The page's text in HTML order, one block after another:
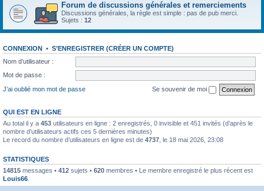
Forum de discussions générales et remerciements
Discussions générales, la règle est simple : pas de pub merci.
Sujets : 12
CONNEXION • S’ENREGISTRER (CRÉER UN COMPTE)
Nom d’utilisateur :
Mot de passe :
J’ai oublié mon mot de passe
Se souvenir de moi
QUI EST EN LIGNE
Au total il y a 453 utilisateurs en ligne : 2 enregistrés, 0 invisible et 451 invités (d’après le
nombre d’utilisateurs actifs ces 5 dernières minutes)
Le record du nombre d’utilisateurs en ligne est de 4737 , le 18 mai 2026, 23:08
STATISTIQUES
14815 messages • 412 sujets • 620 membres • Le membre enregistré le plus récent est
Louis66